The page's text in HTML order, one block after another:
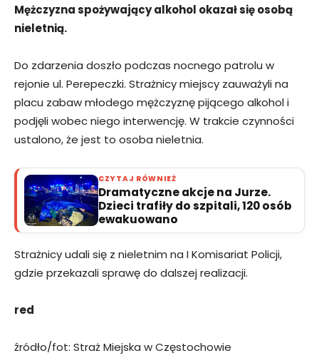
Mężczyzna spożywający alkohol okazał się osobą
nieletnią.
Do zdarzenia doszło podczas nocnego patrolu w
rejonie ul. Perepeczki. Strażnicy miejscy zauważyli na
placu zabaw młodego mężczyznę pijącego alkohol i
podjęli wobec niego interwencję. W trakcie czynności
ustalono, że jest to osoba nieletnia.
CZYTAJ RÓWNIEŻ
Dramatyczne akcje na Jurze.
Dzieci trafiły do szpitali, 120 osób
ewakuowano
Strażnicy udali się z nieletnim na I Komisariat Policji,
gdzie przekazali sprawę do dalszej realizacji.
red
źródło/fot: Straż Miejska w Częstochowie